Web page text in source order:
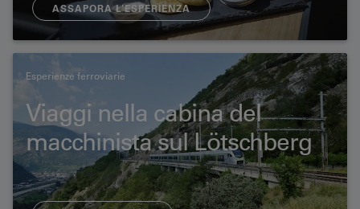
ASSAPORA L’ESPERIENZA
Esperienze ferroviarie
Viaggi nella cabina del
macchinista sul Lötschberg